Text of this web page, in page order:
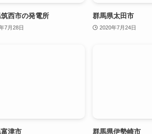
西市の発電所
7月28日
群馬県太田市
2020年7月24日
津市 群馬県伊勢崎市